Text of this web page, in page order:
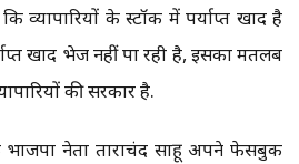
व्यापारियों के स्टॉक में पर्याप्त खाद है
खाद भेज नहीं पा रही है, इसका मतलब
की सरकार है.
भाजपा नेता ताराचंद साहू अपने फेसबुक